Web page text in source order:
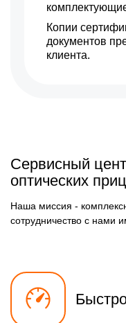
Копии
документов
клиента.
Сервисный
оптических
Наша миссия -
сотрудничество с нами